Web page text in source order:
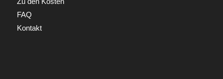
FAQ
Kontakt